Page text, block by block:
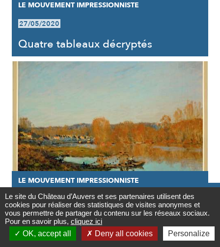
Contact

Newsletter
LE MOUVEMENT IMPRESSIONNISTE
27/05/2020
Quatre tableaux décryptés
LE MOUVEMENT IMPRESSIONNISTE
27/05/2020
Si méconnu Alfred Sisley
Le site du Château d’Auvers et ses partenaires utilisent des
cookies pour réaliser des statistiques de visites anonymes et
vous permettre de partager du contenu sur les réseaux sociaux.
Pour en savoir plus, cliquez ici
OK, accept all
Deny all cookies Personalize